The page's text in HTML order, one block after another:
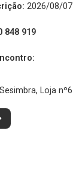
2026/08/07
848 919
Loja nº6